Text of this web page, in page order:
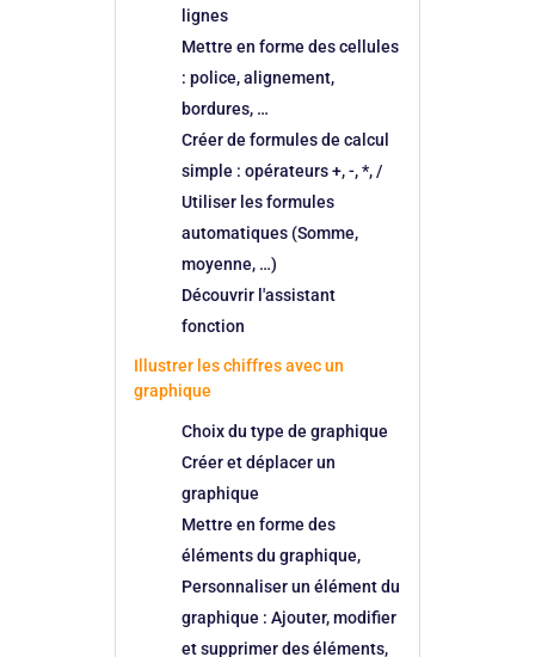
lignes
Mettre en forme des cellules
: police, alignement,
bordures, …
Créer de formules de calcul
simple : opérateurs +, -, *, /
Utiliser les formules
automatiques (Somme,
moyenne, …)
Découvrir l'assistant
fonction
Illustrer les chiffres avec un
graphique
Choix du type de graphique
Créer et déplacer un
graphique
Mettre en forme des
éléments du graphique,
Personnaliser un élément du
graphique : Ajouter, modifier
et supprimer des éléments,